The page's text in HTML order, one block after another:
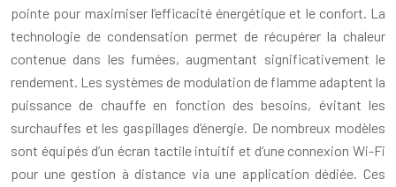
pointe pour maximiser l’efficacité énergétique et le confort. La
technologie de condensation permet de récupérer la chaleur
contenue dans les fumées, augmentant significativement le
rendement. Les systèmes de modulation de flamme adaptent la
puissance de chauffe en fonction des besoins, évitant les
surchauffes et les gaspillages d’énergie. De nombreux modèles
sont équipés d’un écran tactile intuitif et d’une connexion Wi-Fi
pour une gestion à distance via une application dédiée. Ces